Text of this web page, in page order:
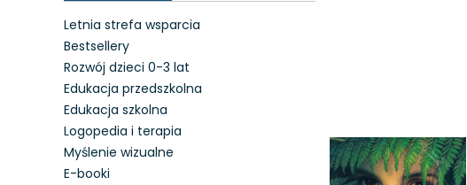
Letnia strefa wsparcia
Bestsellery
Rozwój dzieci 0-3 lat
Edukacja przedszkolna
Edukacja szkolna
Logopedia i terapia
Myślenie wizualne
E-booki